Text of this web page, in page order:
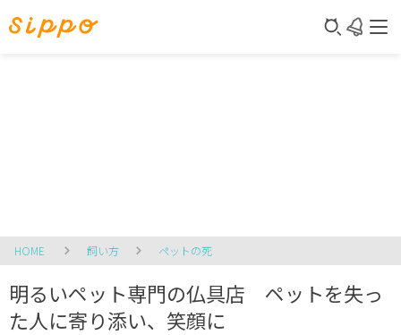
HOME 飼い方 ペットの死
明るいペット専門の仏具店 ペットを失っ
た人に寄り添い、笑顔に